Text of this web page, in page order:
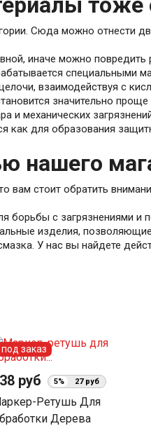
Сюда можно отнести
иначе можно повредить
специальными
взаимодействуя с
значительно
механических
для образования
нашего
стоит обратить
с загрязнениями
изделия,
У нас вы найдете
руб 5% 27 руб
Ретушь Для
Дерева
под заказ